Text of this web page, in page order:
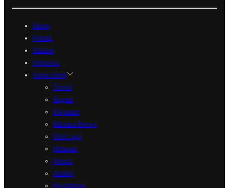
Home
Politik
Hukum
Peristiwa
Serba Serbi
Travel
Ragam
Ekonomi
Mutiara Bnews
Olah raga
Hiburan
Wisata
Artikel
Pendidikan